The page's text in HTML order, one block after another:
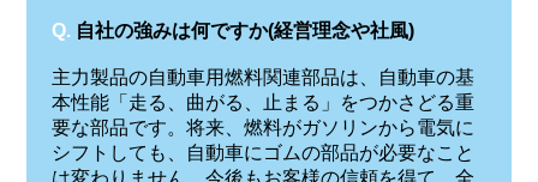
Q. 自社の強みは何ですか(経営理念や社風)
主力製品の自動車用燃料関連部品は、自動車の基
本性能「走る、曲がる、止まる」をつかさどる重
要な部品です。将来、燃料がガソリンから電気に
シフトしても、自動車にゴムの部品が必要なこと
は変わりません。今後もお客様の信頼を得て、全